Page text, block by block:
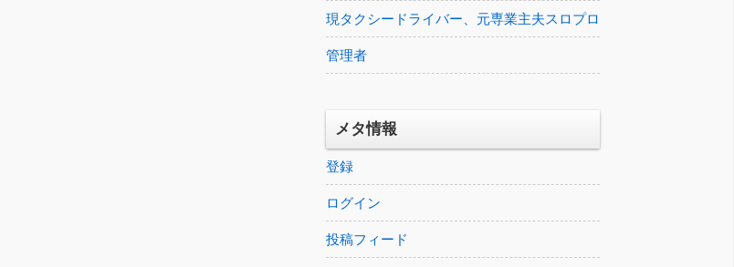
現タクシードライバー、元専業主夫スロプロ
管理者
メタ情報
登録
ログイン
投稿フィード